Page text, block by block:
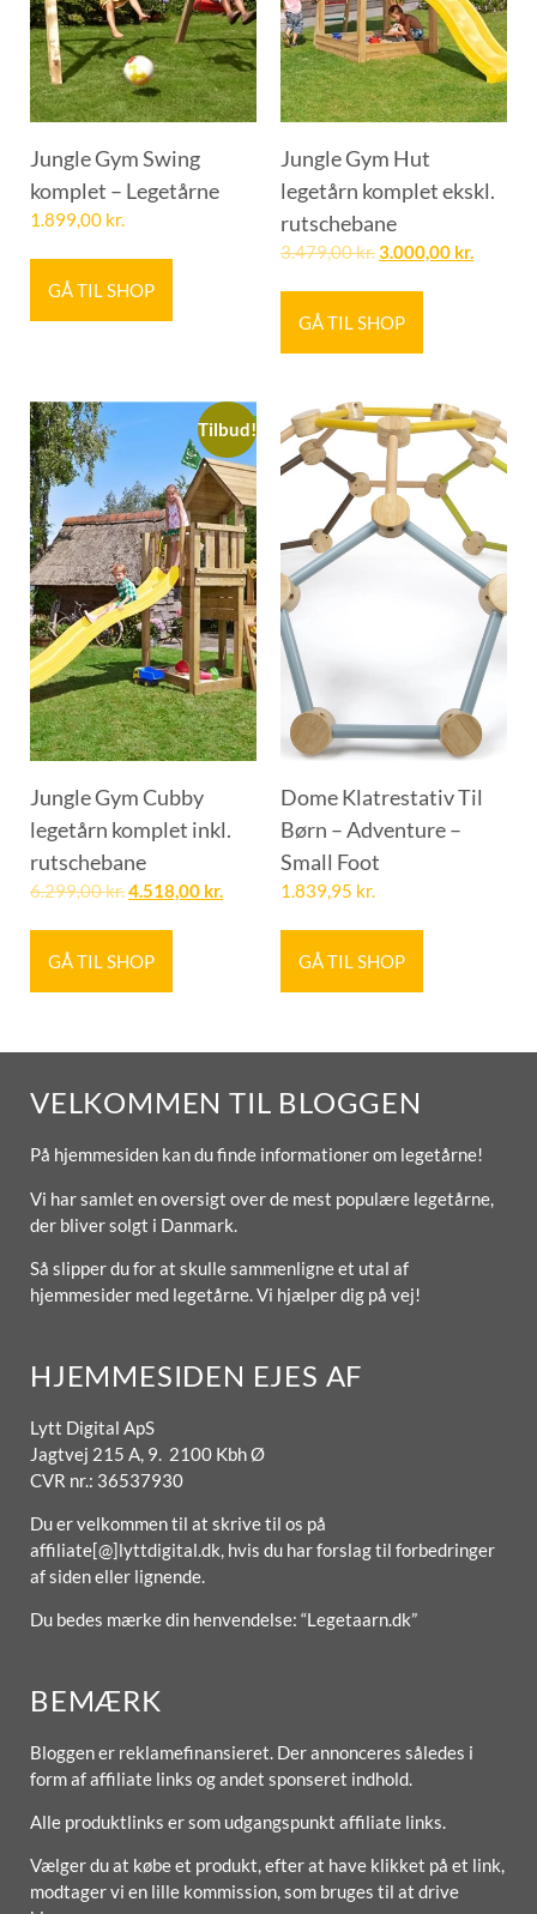
Jungle Gym Swing
komplet – Legetårne
1.899,00 kr.
GÅ TIL SHOP
Jungle Gym Hut
legetårn komplet ekskl.
rutschebane
3.479,00kr.3.000,00 kr.
GÅ TIL SHOP
Tilbud!
Jungle Gym Cubby
legetårn komplet inkl.
rutschebane
6.299,00kr.4.518,00 kr.
GÅ TIL SHOP
Dome Klatrestativ Til
Børn – Adventure –
Small Foot
1.839,95 kr.
GÅ TIL SHOP
VELKOMMEN TIL BLOGGEN
På hjemmesiden kan du finde informationer om legetårne!
Vi har samlet en oversigt over de mest populære legetårne,
der bliver solgt i Danmark.
Så slipper du for at skulle sammenligne et utal af
hjemmesider med legetårne. Vi hjælper dig på vej!
HJEMMESIDEN EJES AF
Lytt Digital ApS
Jagtvej 215 A, 9. 2100 Kbh Ø
CVR nr.: 36537930
Du er velkommen til at skrive til os på
affiliate[@]lyttdigital.dk, hvis du har forslag til forbedringer
af siden eller lignende.
Du bedes mærke din henvendelse: “Legetaarn.dk”
BEMÆRK
Bloggen er reklamefinansieret. Der annonceres således i
form af affiliate links og andet sponseret indhold.
Alle produktlinks er som udgangspunkt affiliate links.
Vælger du at købe et produkt, efter at have klikket på et link,
modtager vi en lille kommission, som bruges til at drive